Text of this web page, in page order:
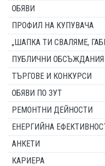
ОБЯВИ
ПРОФИЛ НА КУПУВАЧА
„ШАПКА ТИ СВАЛЯМЕ,
ПУБЛИЧНИ
ТЪРГОВЕ И КОНКУРСИ
ОБЯВИ ПО ЗУТ
РЕМОНТНИ ДЕЙНОСТИ
ЕНЕРГИЙНА
АНКЕТИ
КАРИЕРА